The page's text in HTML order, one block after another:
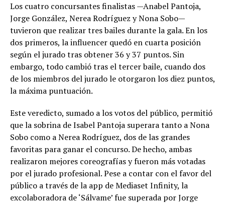
Los cuatro concursantes finalistas —Anabel Pantoja,
Jorge González, Nerea Rodríguez y Nona Sobo—
tuvieron que realizar tres bailes durante la gala. En los
dos primeros, la influencer quedó en cuarta posición
según el jurado tras obtener 36 y 37 puntos. Sin
embargo, todo cambió tras el tercer baile, cuando dos
de los miembros del jurado le otorgaron los diez puntos,
la máxima puntuación.
Este veredicto, sumado a los votos del público, permitió
que la sobrina de Isabel Pantoja superara tanto a Nona
Sobo como a Nerea Rodríguez, dos de las grandes
favoritas para ganar el concurso. De hecho, ambas
realizaron mejores coreografías y fueron más votadas
por el jurado profesional. Pese a contar con el favor del
público a través de la app de Mediaset Infinity, la
excolaboradora de ‘Sálvame’ fue superada por Jorge